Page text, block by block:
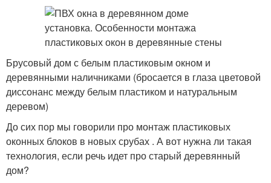
Брусовый дом с белым пластиковым окном и
деревянными наличниками (бросается в глаза цветовой
диссонанс между белым пластиком и натуральным
деревом)
До сих пор мы говорили про монтаж пластиковых
оконных блоков в новых срубах . А вот нужна ли такая
технология, если речь идет про старый деревянный
дом?